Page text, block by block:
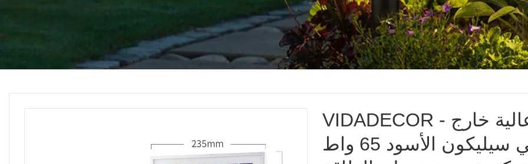
VIDADECOR - جودة عالية خارج
البولي سيليكون الأسود 65 واط